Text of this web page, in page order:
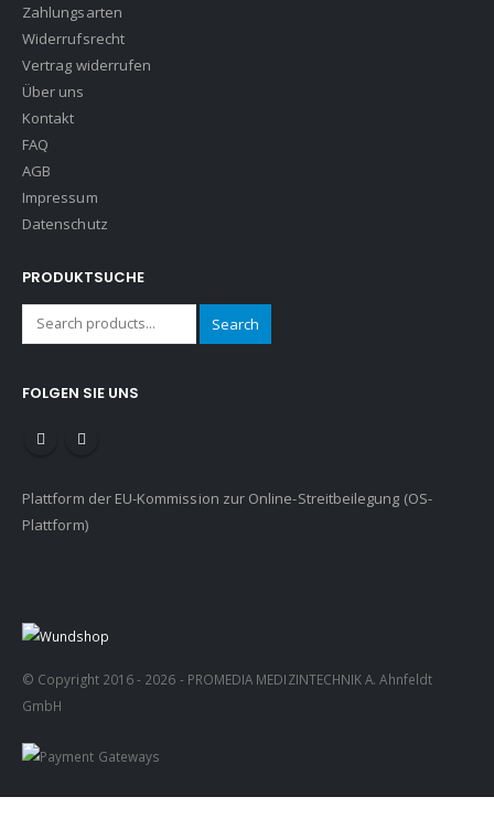
Zahlungsarten
Widerrufsrecht
Vertrag widerrufen
Über uns
Kontakt
FAQ
AGB
Impressum
Datenschutz
PRODUKTSUCHE
Search
FOLGEN SIE UNS
Plattform der EU-Kommission zur Online-Streitbeilegung (OS-
Plattform)
© Copyright 2016 - 2026 - PROMEDIA MEDIZINTECHNIK A. Ahnfeldt
GmbH